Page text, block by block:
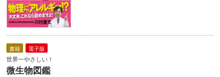
書籍 電子版
世界一やさしい！
微生物図鑑